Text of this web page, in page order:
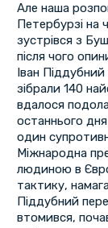
Але наша
Петербурзі на
зустрівся з
після чого
Іван
зібрали 140
вдалося
останнього
один
Міжнародна
людиною в
тактику,
Піддубний
втомився,